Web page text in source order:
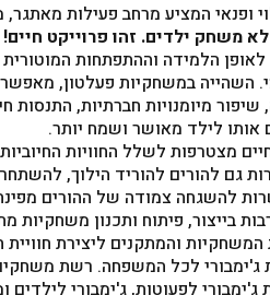
ופנאי המציע מרחב פעילות מאתגר,
משחק ילדים. זהו פרוייקט חיים!
הלמידה וההתפתחות
השהייה במשחקיות פעלטון,
שיפור מיומנויות חברתיות,
אותו לילד מאושר ושמח יותר.
מצטרפות לשלל החוויות
גם להורים להוריד הילוך,
להשגחה צמודה של ההורים
בייצור, פיתוח ותכנון
והמתקנים ליצירת
לכל המשפחה. רשת
לפעוטות, ג'ימבורי לילדים